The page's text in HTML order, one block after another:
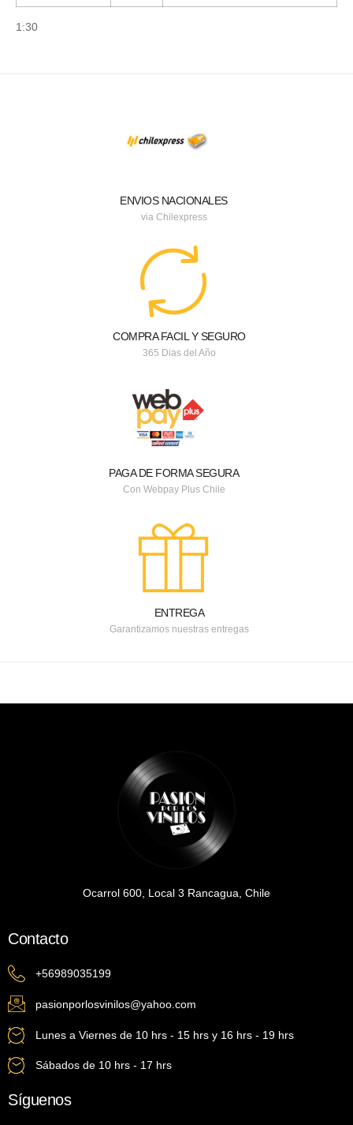
1:30
ENVIOS NACIONALES
via Chilexpress
COMPRA FACIL Y SEGURO
365 Dias del Año
PAGA DE FORMA SEGURA
Con Webpay Plus Chile
ENTREGA
Garantizamos nuestras entregas
Ocarrol 600, Local 3 Rancagua, Chile
Contacto
+56989035199
pasionporlosvinilos@yahoo.com
Lunes a Viernes de 10 hrs - 15 hrs y 16 hrs - 19 hrs
Sábados de 10 hrs - 17 hrs
Síguenos